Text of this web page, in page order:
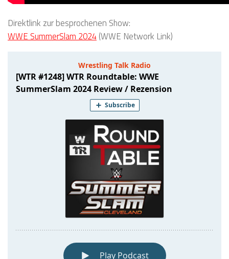
Direktlink zur besprochenen Show:
WWE SummerSlam 2024 (WWE Network Link)